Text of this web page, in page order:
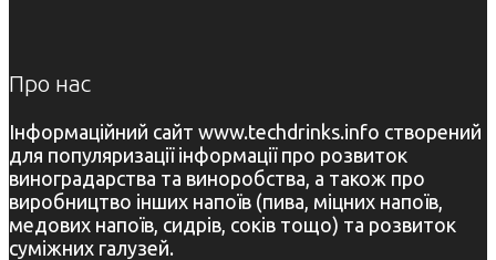
Про нас
Інформаційний сайт www.techdrinks.info створений
для популяризації інформації про розвиток
виноградарства та виноробства, а також про
виробництво інших напоїв (пива, міцних напоїв,
медових напоїв, сидрів, соків тощо) та розвиток
суміжних галузей.